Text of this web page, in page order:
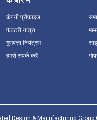
सबसे अच्छी कीमत
कंपनी प्रोफ़ाइल
फैक्टरी यात्रा
गुणवत्ता नियंत्रण
हमसे संपर्क करें
Design & Manufacturing